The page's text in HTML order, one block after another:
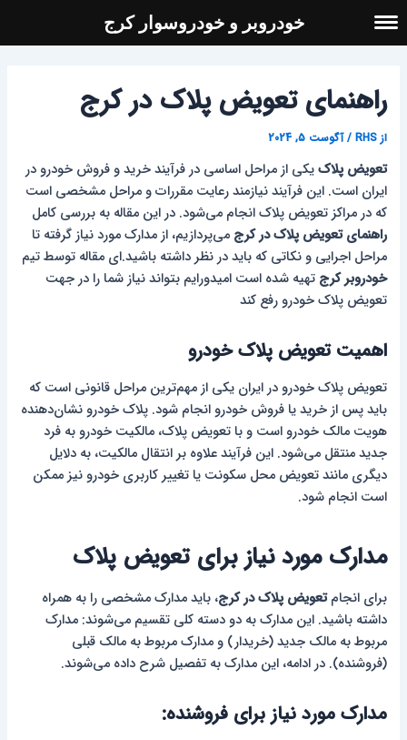
به
راهنمای تعویض پلاک در کرج
از RHS
/آگوست 5, 2024
تعویض پلاکیکی از مراحل اساسی در فرآیند خرید و فروش خودرو در
ایران است. این فرآیند نیازمند رعایت مقررات و مراحل مشخصی است
که در مراکز تعویض پلاک انجام می‌شود. در این مقاله به بررسی کامل
راهنمای تعویض پلاک در کرج می‌پردازیم، از مدارک مورد نیاز گرفته تا
مراحل اجرایی و نکاتی که باید در نظر داشته باشید.ای مقاله توسط تیم
خودروبر کرج تهیه شده است امیدورایم بتواند نیاز شما را در جهت
تعویض پلاک خودرو رفع کند
اهمیت تعویض پلاک خودرو
تعویض پلاک خودرو در ایران یکی از مهم‌ترین مراحل قانونی است که
باید پس از خرید یا فروش خودرو انجام شود. پلاک خودرو نشان‌دهنده
هویت مالک خودرو است و با تعویض پلاک، مالکیت خودرو به فرد
جدید منتقل می‌شود. این فرآیند علاوه بر انتقال مالکیت، به دلایل
دیگری مانند تعویض محل سکونت یا تغییر کاربری خودرو نیز ممکن
است انجام شود.
مدارک مورد نیاز برای تعویض پلاک
برای انجامتعویض پلاک در کرج، باید مدارک مشخصی را به همراه
داشته باشید. این مدارک به دو دسته کلی تقسیم می‌شوند: مدارک
مربوط به مالک جدید (خریدار) و مدارک مربوط به مالک قبلی
(فروشنده). در ادامه، این مدارک به تفصیل شرح داده می‌شوند.
مدارک مورد نیاز برای فروشنده:
خودروبر و خودروسوار کرج